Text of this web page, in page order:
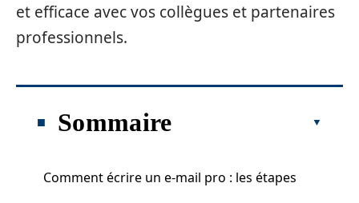
et efficace avec vos collègues et partenaires
professionnels.
Sommaire
Comment écrire un e-mail pro : les étapes